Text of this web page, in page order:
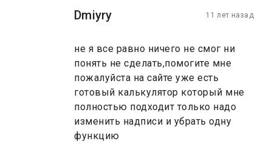
Dmiyry 11 лет назад
не я все равно ничего не смог ни
понять не сделать,помогите мне
пожалуйста на сайте уже есть
готовый калькулятор который мне
полностью подходит только надо
изменить надписи и убрать одну
функцию